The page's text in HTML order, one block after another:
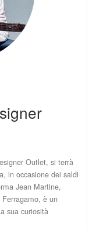
Outlet, si terrà
in occasione dei saldi
Jean Martine,
è un
sua curiosità